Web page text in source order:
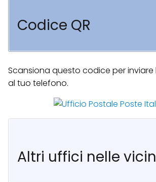
Codice QR
Scansiona questo codice per inviare
al tuo telefono.
Altri uffici nelle